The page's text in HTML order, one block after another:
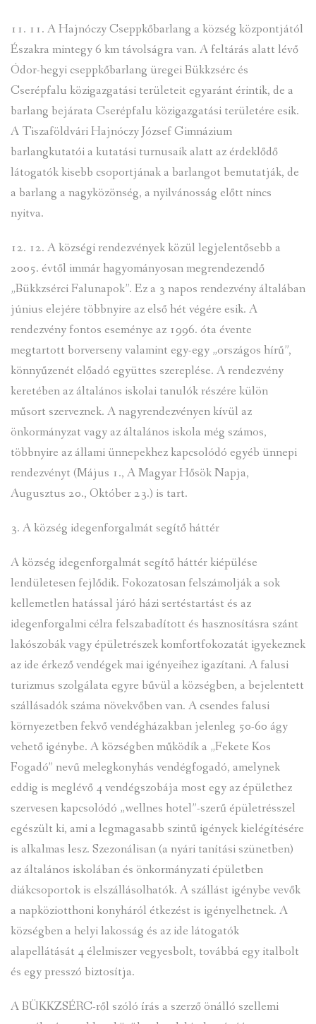
11. 11. A Hajnóczy Cseppkőbarlang a község központjától
Északra mintegy 6 km távolságra van. A feltárás alatt lévő
Ódor-hegyi cseppkőbarlang üregei Bükkzsérc és
Cserépfalu közigazgatási területeit egyaránt érintik, de a
barlang bejárata Cserépfalu közigazgatási területére esik.
A Tiszaföldvári Hajnóczy József Gimnázium
barlangkutatói a kutatási turnusaik alatt az érdeklődő
látogatók kisebb csoportjának a barlangot bemutatják, de
a barlang a nagyközönség, a nyilvánosság előtt nincs
nyitva.
12. 12. A községi rendezvények közül legjelentősebb a
2005. évtől immár hagyományosan megrendezendő
„Bükkzsérci Falunapok”. Ez a 3 napos rendezvény általában
június elejére többnyire az első hét végére esik. A
rendezvény fontos eseménye az 1996. óta évente
megtartott borverseny valamint egy-egy „országos hírű”,
könnyűzenét előadó együttes szereplése. A rendezvény
keretében az általános iskolai tanulók részére külön
műsort szerveznek. A nagyrendezvényen kívül az
önkormányzat vagy az általános iskola még számos,
többnyire az állami ünnepekhez kapcsolódó egyéb ünnepi
rendezvényt (Május 1., A Magyar Hősök Napja,
Augusztus 20., Október 23.) is tart.
3. A község idegenforgalmát segítő háttér
A község idegenforgalmát segítő háttér kiépülése
lendületesen fejlődik. Fokozatosan felszámolják a sok
kellemetlen hatással járó házi sertéstartást és az
idegenforgalmi célra felszabadított és hasznosításra szánt
lakószobák vagy épületrészek komfortfokozatát igyekeznek
az ide érkező vendégek mai igényeihez igazítani. A falusi
turizmus szolgálata egyre bűvül a községben, a bejelentett
szállásadók száma növekvőben van. A csendes falusi
környezetben fekvő vendégházakban jelenleg 50-60 ágy
vehető igénybe. A községben működik a „Fekete Kos
Fogadó” nevű melegkonyhás vendégfogadó, amelynek
eddig is meglévő 4 vendégszobája most egy az épülethez
szervesen kapcsolódó „wellnes hotel”-szerű épületrésszel
egészült ki, ami a legmagasabb szintű igények kielégítésére
is alkalmas lesz. Szezonálisan (a nyári tanítási szünetben)
az általános iskolában és önkormányzati épületben
diákcsoportok is elszállásolhatók. A szállást igénybe vevők
a napköziotthoni konyháról étkezést is igényelhetnek. A
községben a helyi lakosság és az ide látogatók
alapellátását 4 élelmiszer vegyesbolt, továbbá egy italbolt
és egy presszó biztosítja.
A BÜKKZSÉRC-ről szóló írás a szerző önálló szellemi